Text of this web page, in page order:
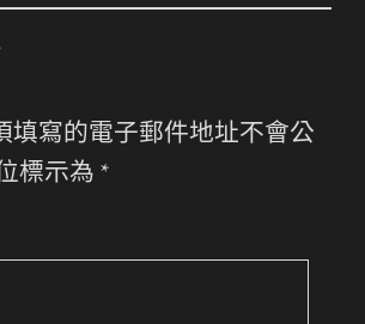
填寫的電子郵件地址不會公
標示為 *